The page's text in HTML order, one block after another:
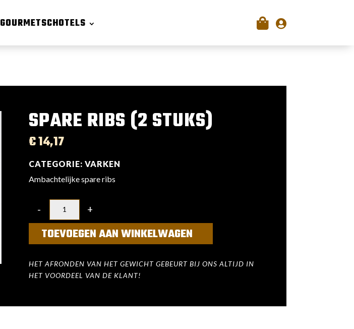
GOURMETSCHOTELS 
SPARE RIBS (2 STUKS)
€14,17
CATEGORIE: VARKEN
Ambachtelijke spare ribs
QUANTITY
- +
TOEVOEGEN AAN WINKELWAGEN
HET AFRONDEN VAN HET GEWICHT GEBEURT BIJ ONS ALTIJD IN
HET VOORDEEL VAN DE KLANT!